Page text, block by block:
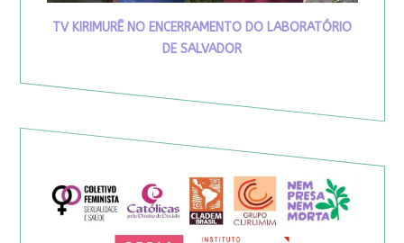
TV KIRIMURÊ NO ENCERRAMENTO DO LABORATÓRIO
DE SALVADOR